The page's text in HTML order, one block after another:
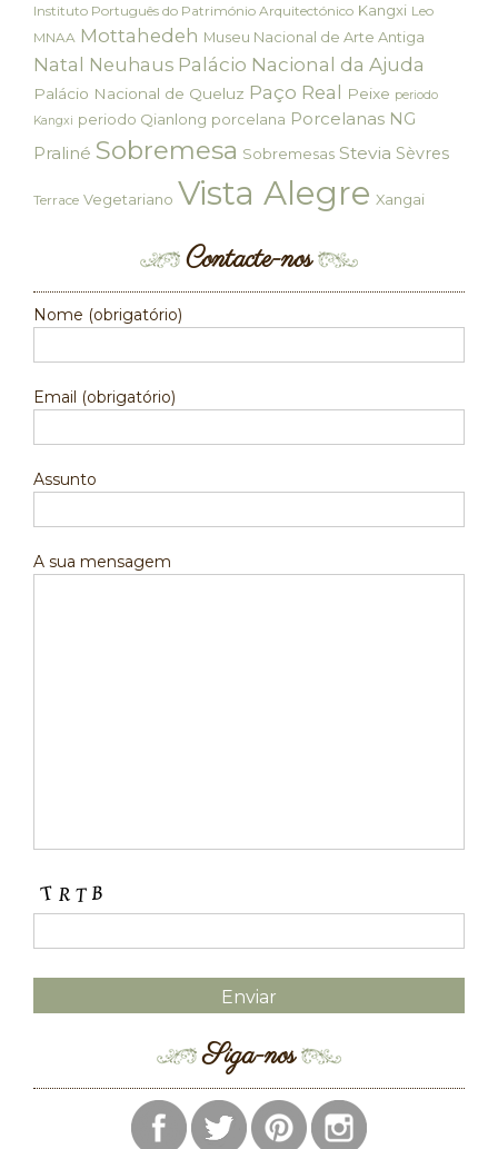
Instituto Português do Património Arquitectónico Kangxi Leo
MNAA Mottahedeh Museu Nacional de Arte Antiga
Natal Neuhaus Palácio Nacional da Ajuda
Palácio Nacional de Queluz Paço Real Peixe periodo
Kangxi periodo Qianlong porcelana Porcelanas NG
Praliné Sobremesa Sobremesas Stevia Sèvres
Terrace Vegetariano Vista Alegre Xangai
Contacte-nos
Nome (obrigatório)
Email (obrigatório)
Assunto
A sua mensagem
Siga-nos